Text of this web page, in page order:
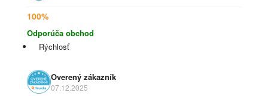
100%
Odporúča obchod
Rýchlosť
Overený zákazník
07.12.2025